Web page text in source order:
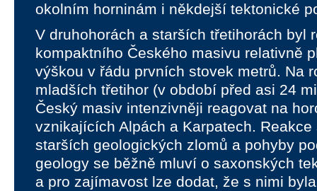
okolním horninám i někdejší tektonické
V druhohorách a starších třetihorách byl
kompaktního Českého masivu relativně
výškou v řádu prvních stovek metrů. Na
mladších třetihor (v období před asi 24
Český masiv intenzivněji reagovat na
vznikajících Alpách a Karpatech.
starších geologických zlomů a pohyby
geology se běžně mluví o saxonských
a pro zajímavost lze dodat, že s nimi